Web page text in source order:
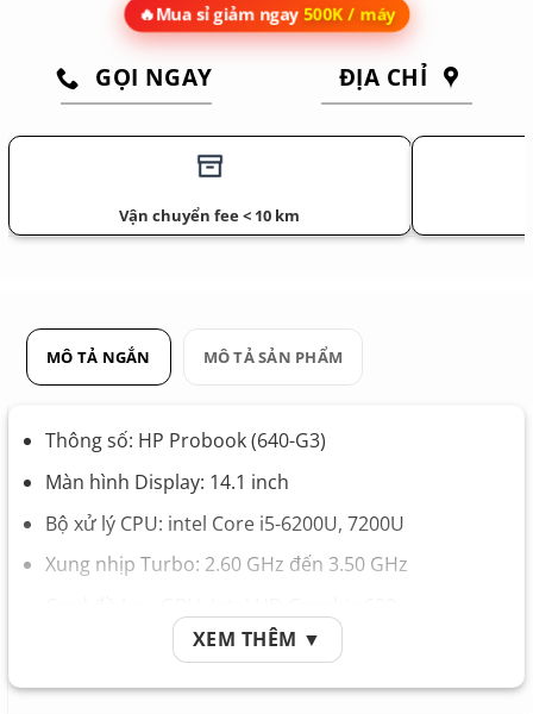
🔥Mua sỉ giảm ngay500K / máy
GỌI NGAY ĐỊA CHỈ
Vận chuyển fee < 10 km
MÔ TẢ NGẮN MÔ TẢ SẢN PHẨM
Thông số: HP Probook (640-G3)
Màn hình Display: 14.1 inch
Bộ xử lý CPU: intel Core i5-6200U, 7200U
Xung nhịp Turbo: 2.60 GHz đến 3.50 GHz
Bộ nhớ Ram Memory: 8GB
Ổ cứng Hard Drive: SSD 256GB
XEM THÊM ▼